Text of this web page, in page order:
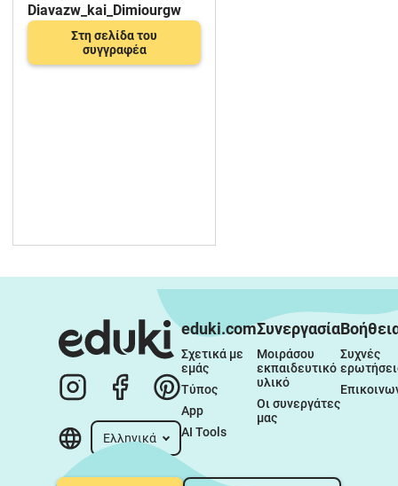
Diavazw_kai_Dimiourgw
Στη σελίδα του
συγγραφέα
Ελληνικά
eduki.com
Σχετικά με
εμάς
Τύπος
App
AI Tools
Συνεργασία
Μοιράσου
εκπαιδευτικό
υλικό
Οι συνεργάτες
μας
Συχνές